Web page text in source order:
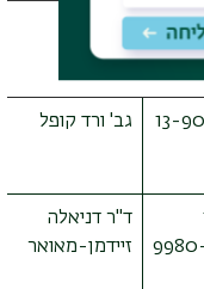
13-
גב' ורד קופל
ד"ר דניאלה
זיידמן-מאואר